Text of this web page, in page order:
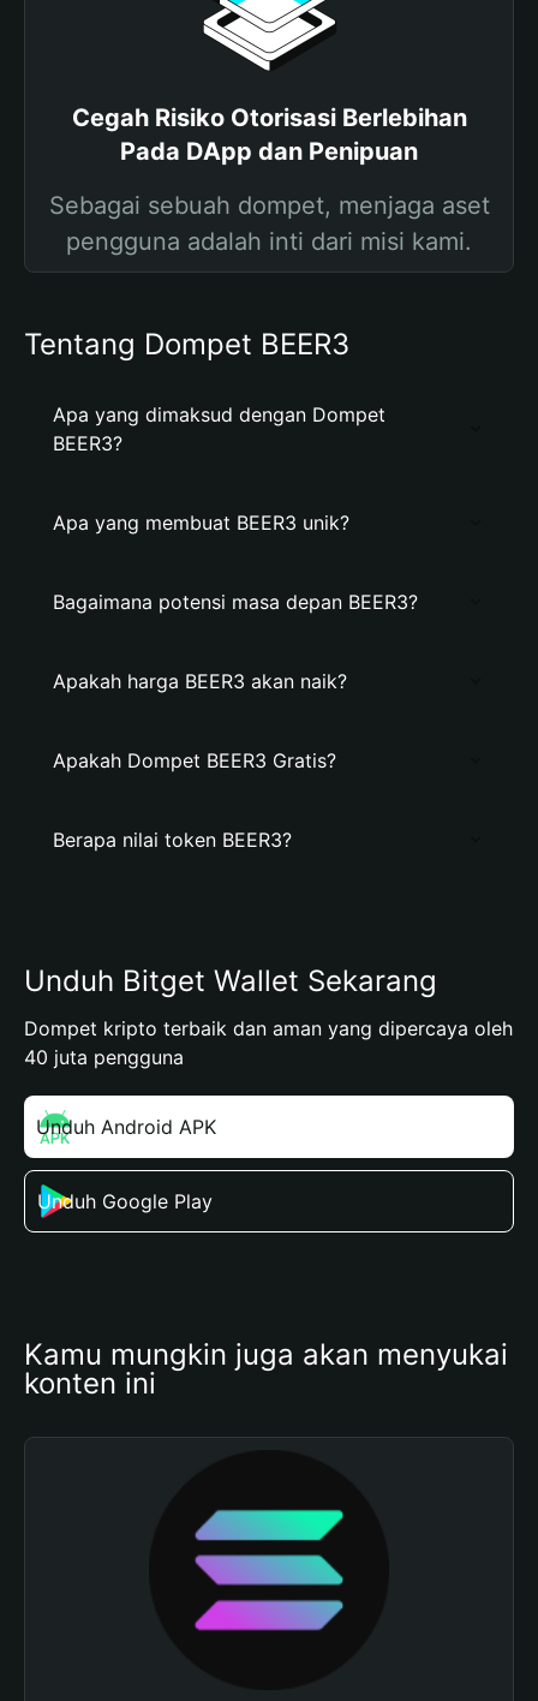
Cegah Risiko Otorisasi Berlebihan
Pada DApp dan Penipuan
Sebagai sebuah dompet, menjaga aset
pengguna adalah inti dari misi kami.
Tentang Dompet BEER3
Apa yang dimaksud dengan Dompet
BEER3?
Apa yang membuat BEER3 unik?
Bagaimana potensi masa depan BEER3?
Apakah harga BEER3 akan naik?
Apakah Dompet BEER3 Gratis?
Berapa nilai token BEER3?
Unduh Bitget Wallet Sekarang
Dompet kripto terbaik dan aman yang dipercaya oleh
40 juta pengguna
Unduh Android APK
Unduh Google Play
Kamu mungkin juga akan menyukai
konten ini